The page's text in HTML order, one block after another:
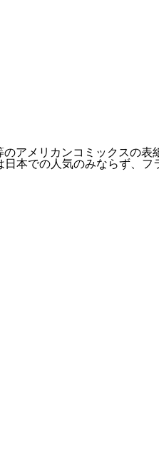
アメリカンコミックスの表
での人気のみならず、フ